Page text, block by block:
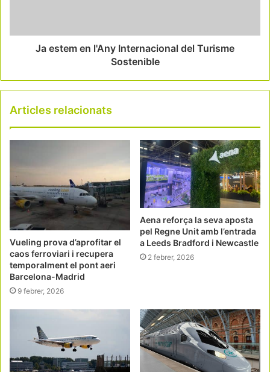
Ja estem en l'Any Internacional del Turisme
Sostenible
Articles relacionats
Vueling prova d’aprofitar el
caos ferroviari i recupera
temporalment el pont aeri
Barcelona-Madrid
9 febrer, 2026
Aena reforça la seva aposta
pel Regne Unit amb l’entrada
a Leeds Bradford i Newcastle
2 febrer, 2026